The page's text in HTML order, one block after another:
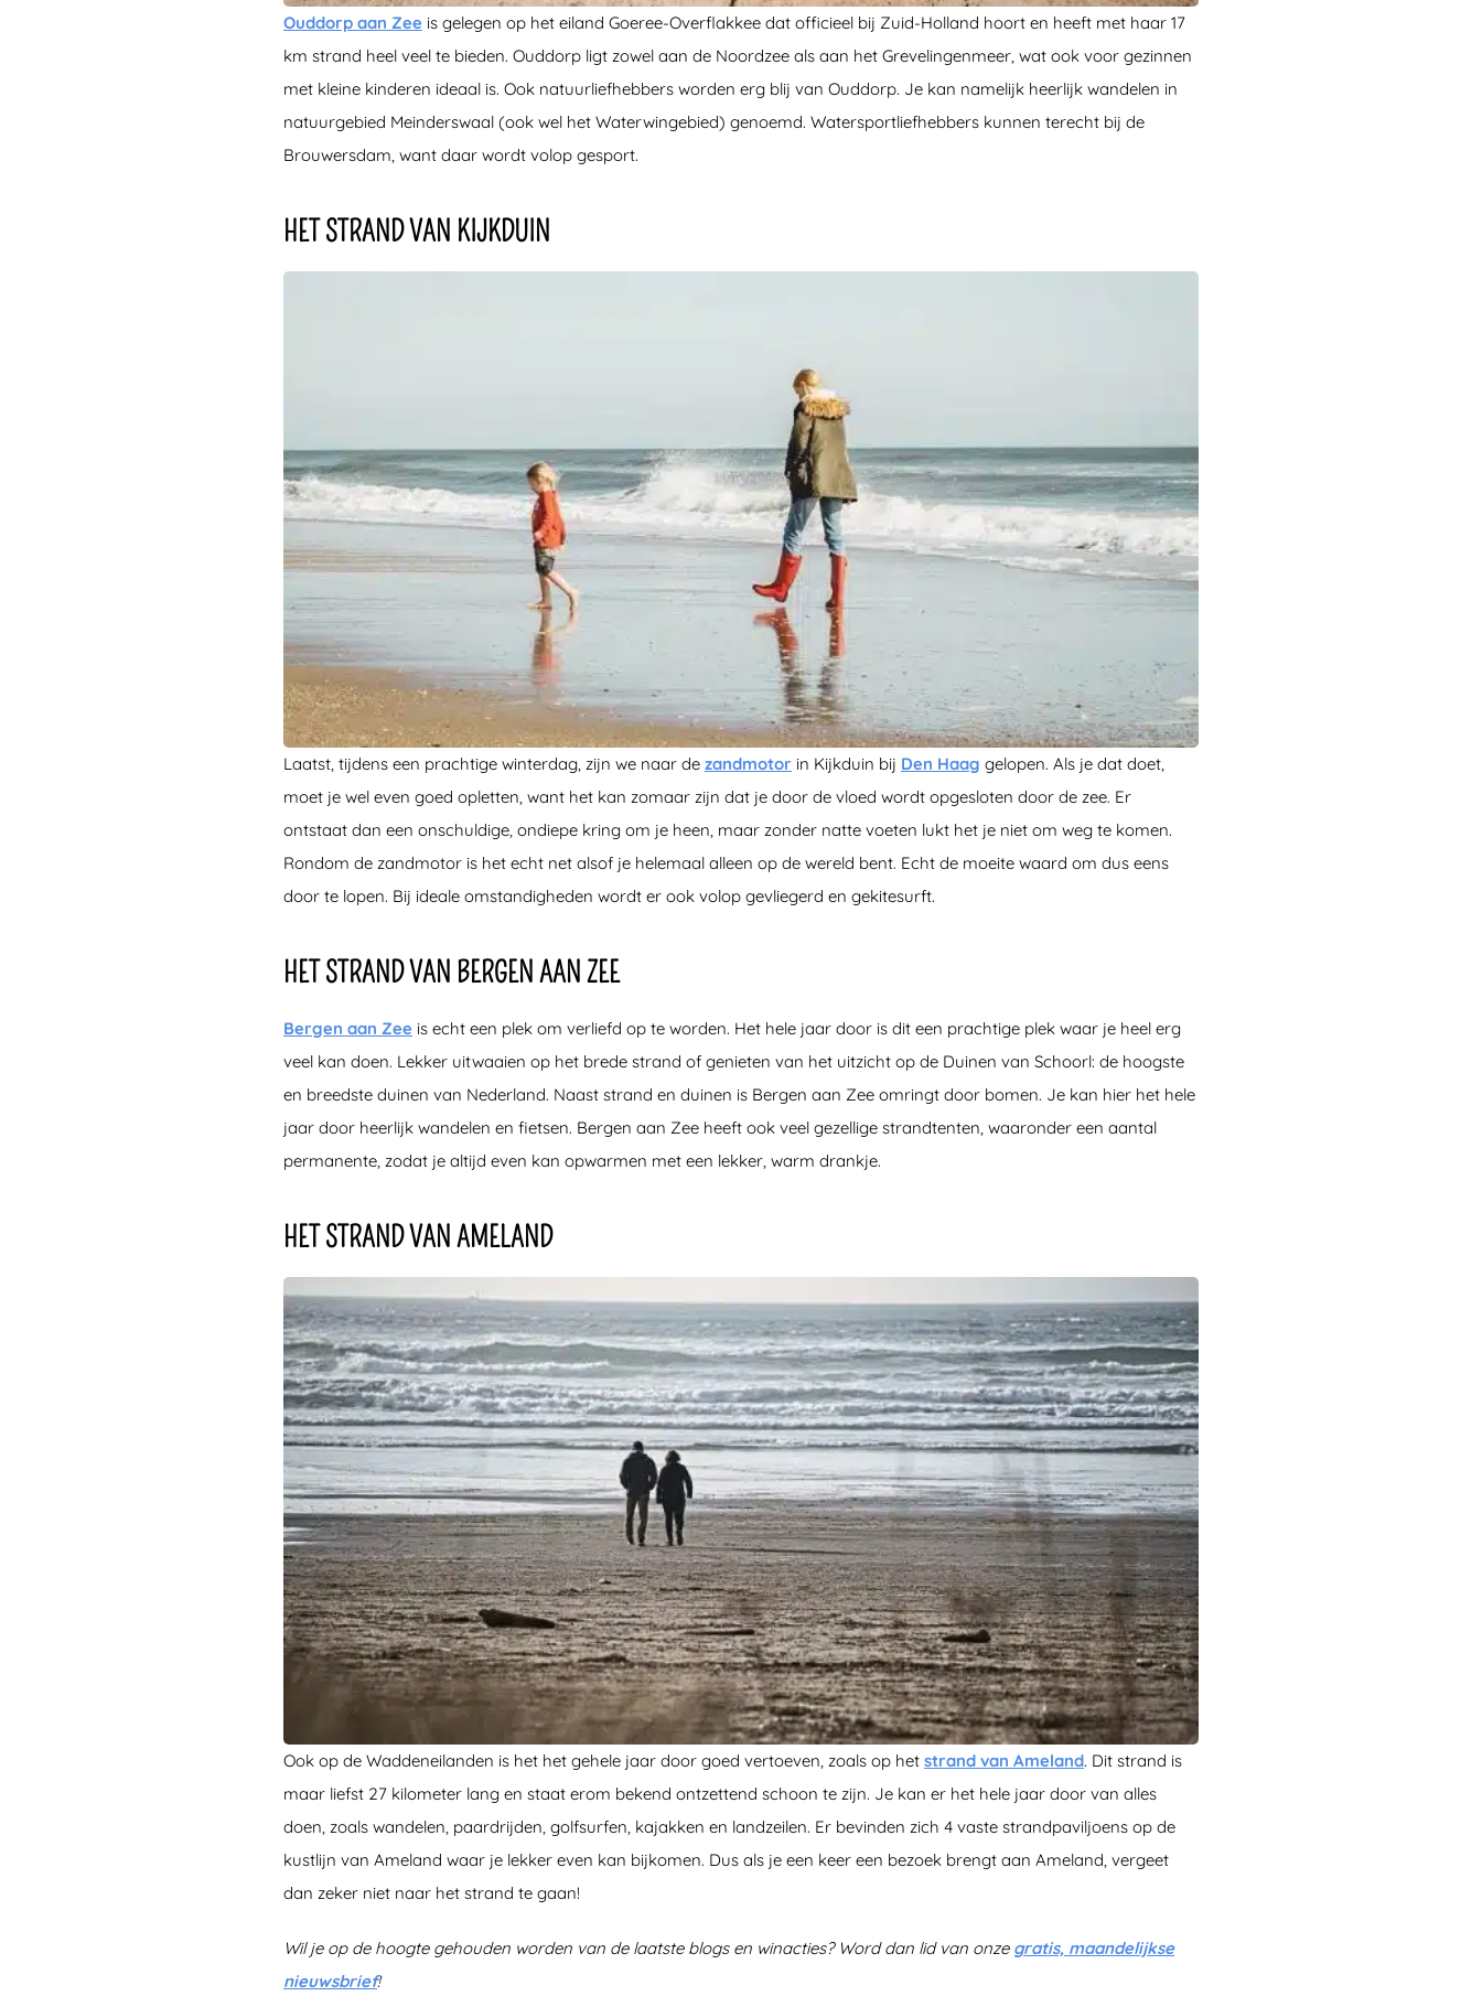
Ouddorp aan Zee is gelegen op het eiland Goeree-Overflakkee dat officieel bij Zuid-Holland hoort en heeft met haar 17
km strand heel veel te bieden. Ouddorp ligt zowel aan de Noordzee als aan het Grevelingenmeer, wat ook voor gezinnen
met kleine kinderen ideaal is. Ook natuurliefhebbers worden erg blij van Ouddorp. Je kan namelijk heerlijk wandelen in
natuurgebied Meinderswaal (ook wel het Waterwingebied) genoemd. Watersportliefhebbers kunnen terecht bij de
Brouwersdam, want daar wordt volop gesport.
HET STRAND VAN KIJKDUIN
Laatst, tijdens een prachtige winterdag, zijn we naar de zandmotor in Kijkduin bij Den Haag gelopen. Als je dat doet,
moet je wel even goed opletten, want het kan zomaar zijn dat je door de vloed wordt opgesloten door de zee. Er
ontstaat dan een onschuldige, ondiepe kring om je heen, maar zonder natte voeten lukt het je niet om weg te komen.
Rondom de zandmotor is het echt net alsof je helemaal alleen op de wereld bent. Echt de moeite waard om dus eens
door te lopen. Bij ideale omstandigheden wordt er ook volop gevliegerd en gekitesurft.
HET STRAND VAN BERGEN AAN ZEE
Bergen aan Zee is echt een plek om verliefd op te worden. Het hele jaar door is dit een prachtige plek waar je heel erg
veel kan doen. Lekker uitwaaien op het brede strand of genieten van het uitzicht op de Duinen van Schoorl: de hoogste
en breedste duinen van Nederland. Naast strand en duinen is Bergen aan Zee omringt door bomen. Je kan hier het hele
jaar door heerlijk wandelen en fietsen. Bergen aan Zee heeft ook veel gezellige strandtenten, waaronder een aantal
permanente, zodat je altijd even kan opwarmen met een lekker, warm drankje.
HET STRAND VAN AMELAND
Ook op de Waddeneilanden is het het gehele jaar door goed vertoeven, zoals op het strand van Ameland. Dit strand is
maar liefst 27 kilometer lang en staat erom bekend ontzettend schoon te zijn. Je kan er het hele jaar door van alles
doen, zoals wandelen, paardrijden, golfsurfen, kajakken en landzeilen. Er bevinden zich 4 vaste strandpaviljoens op de
kustlijn van Ameland waar je lekker even kan bijkomen. Dus als je een keer een bezoek brengt aan Ameland, vergeet
dan zeker niet naar het strand te gaan!
Wil je op de hoogte gehouden worden van de laatste blogs en winacties? Word dan lid van onze gratis, maandelijkse
nieuwsbrief!